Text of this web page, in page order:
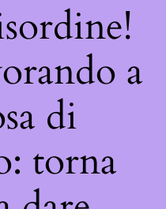
a
di
torna